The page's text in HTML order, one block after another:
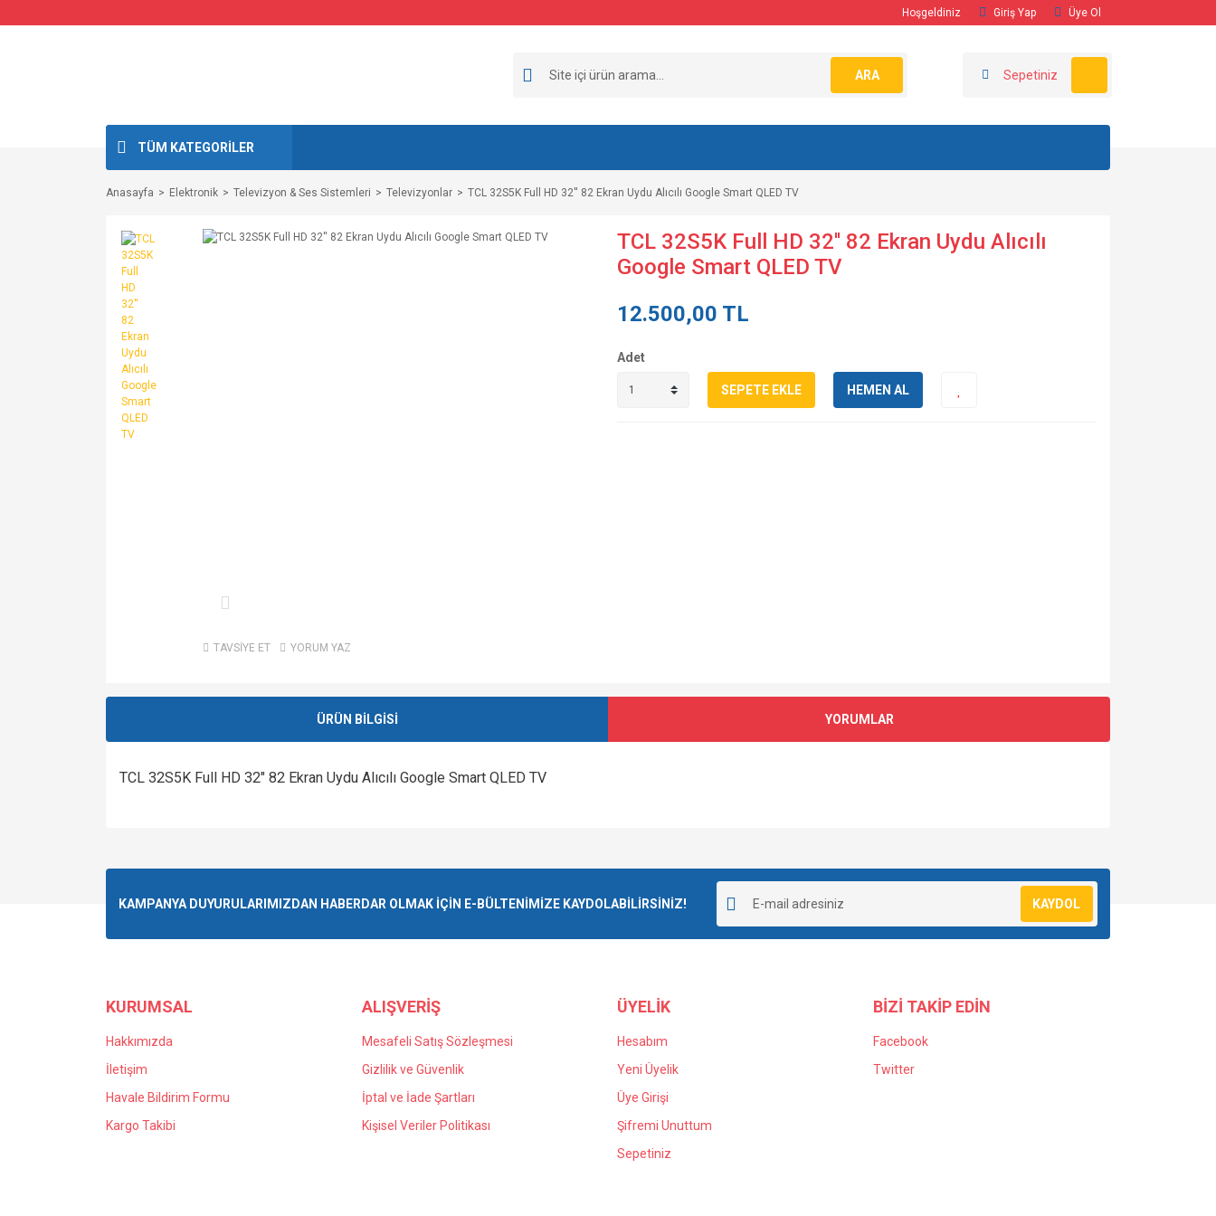
Hoşgeldiniz Giriş Yap Üye Ol
ARA Sepetiniz
TÜM KATEGORİLER
Anasayfa Elektronik Televizyon & Ses Sistemleri Televizyonlar TCL 32S5K Full HD 32'' 82 Ekran Uydu Alıcılı Google Smart QLED TV
TAVSİYE ET YORUM YAZ
TCL 32S5K Full HD 32'' 82 Ekran Uydu Alıcılı
Google Smart QLED TV
12.500,00 TL
Adet
SEPETE EKLE HEMEN AL
ÜRÜN BİLGİSİ YORUMLAR
TCL 32S5K Full HD 32" 82 Ekran Uydu Alıcılı Google Smart QLED TV
KAMPANYA DUYURULARIMIZDAN HABERDAR OLMAK İÇİN E-BÜLTENİMİZE KAYDOLABİLİRSİNİZ! KAYDOL
KURUMSAL
Hakkımızda
İletişim
Havale Bildirim Formu
Kargo Takibi
ALIŞVERİŞ
Mesafeli Satış Sözleşmesi
Gizlilik ve Güvenlik
İptal ve İade Şartları
Kişisel Veriler Politikası
ÜYELİK
Hesabım
Yeni Üyelik
Üye Girişi
Şifremi Unuttum
Sepetiniz
BİZİ TAKİP EDİN
Facebook
Twitter